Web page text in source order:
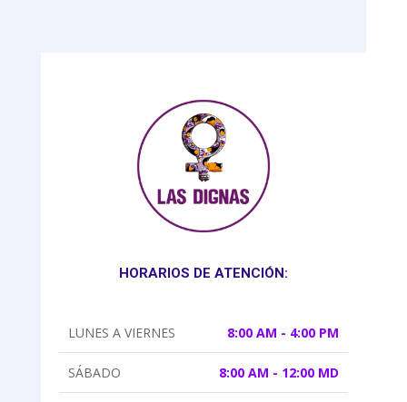
HORARIOS DE ATENCIÓN:
LUNES A VIERNES 8:00 AM - 4:00 PM
SÁBADO 8:00 AM - 12:00 MD